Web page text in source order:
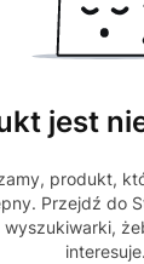
jest
produkt,
Przejdź do
interesuje.